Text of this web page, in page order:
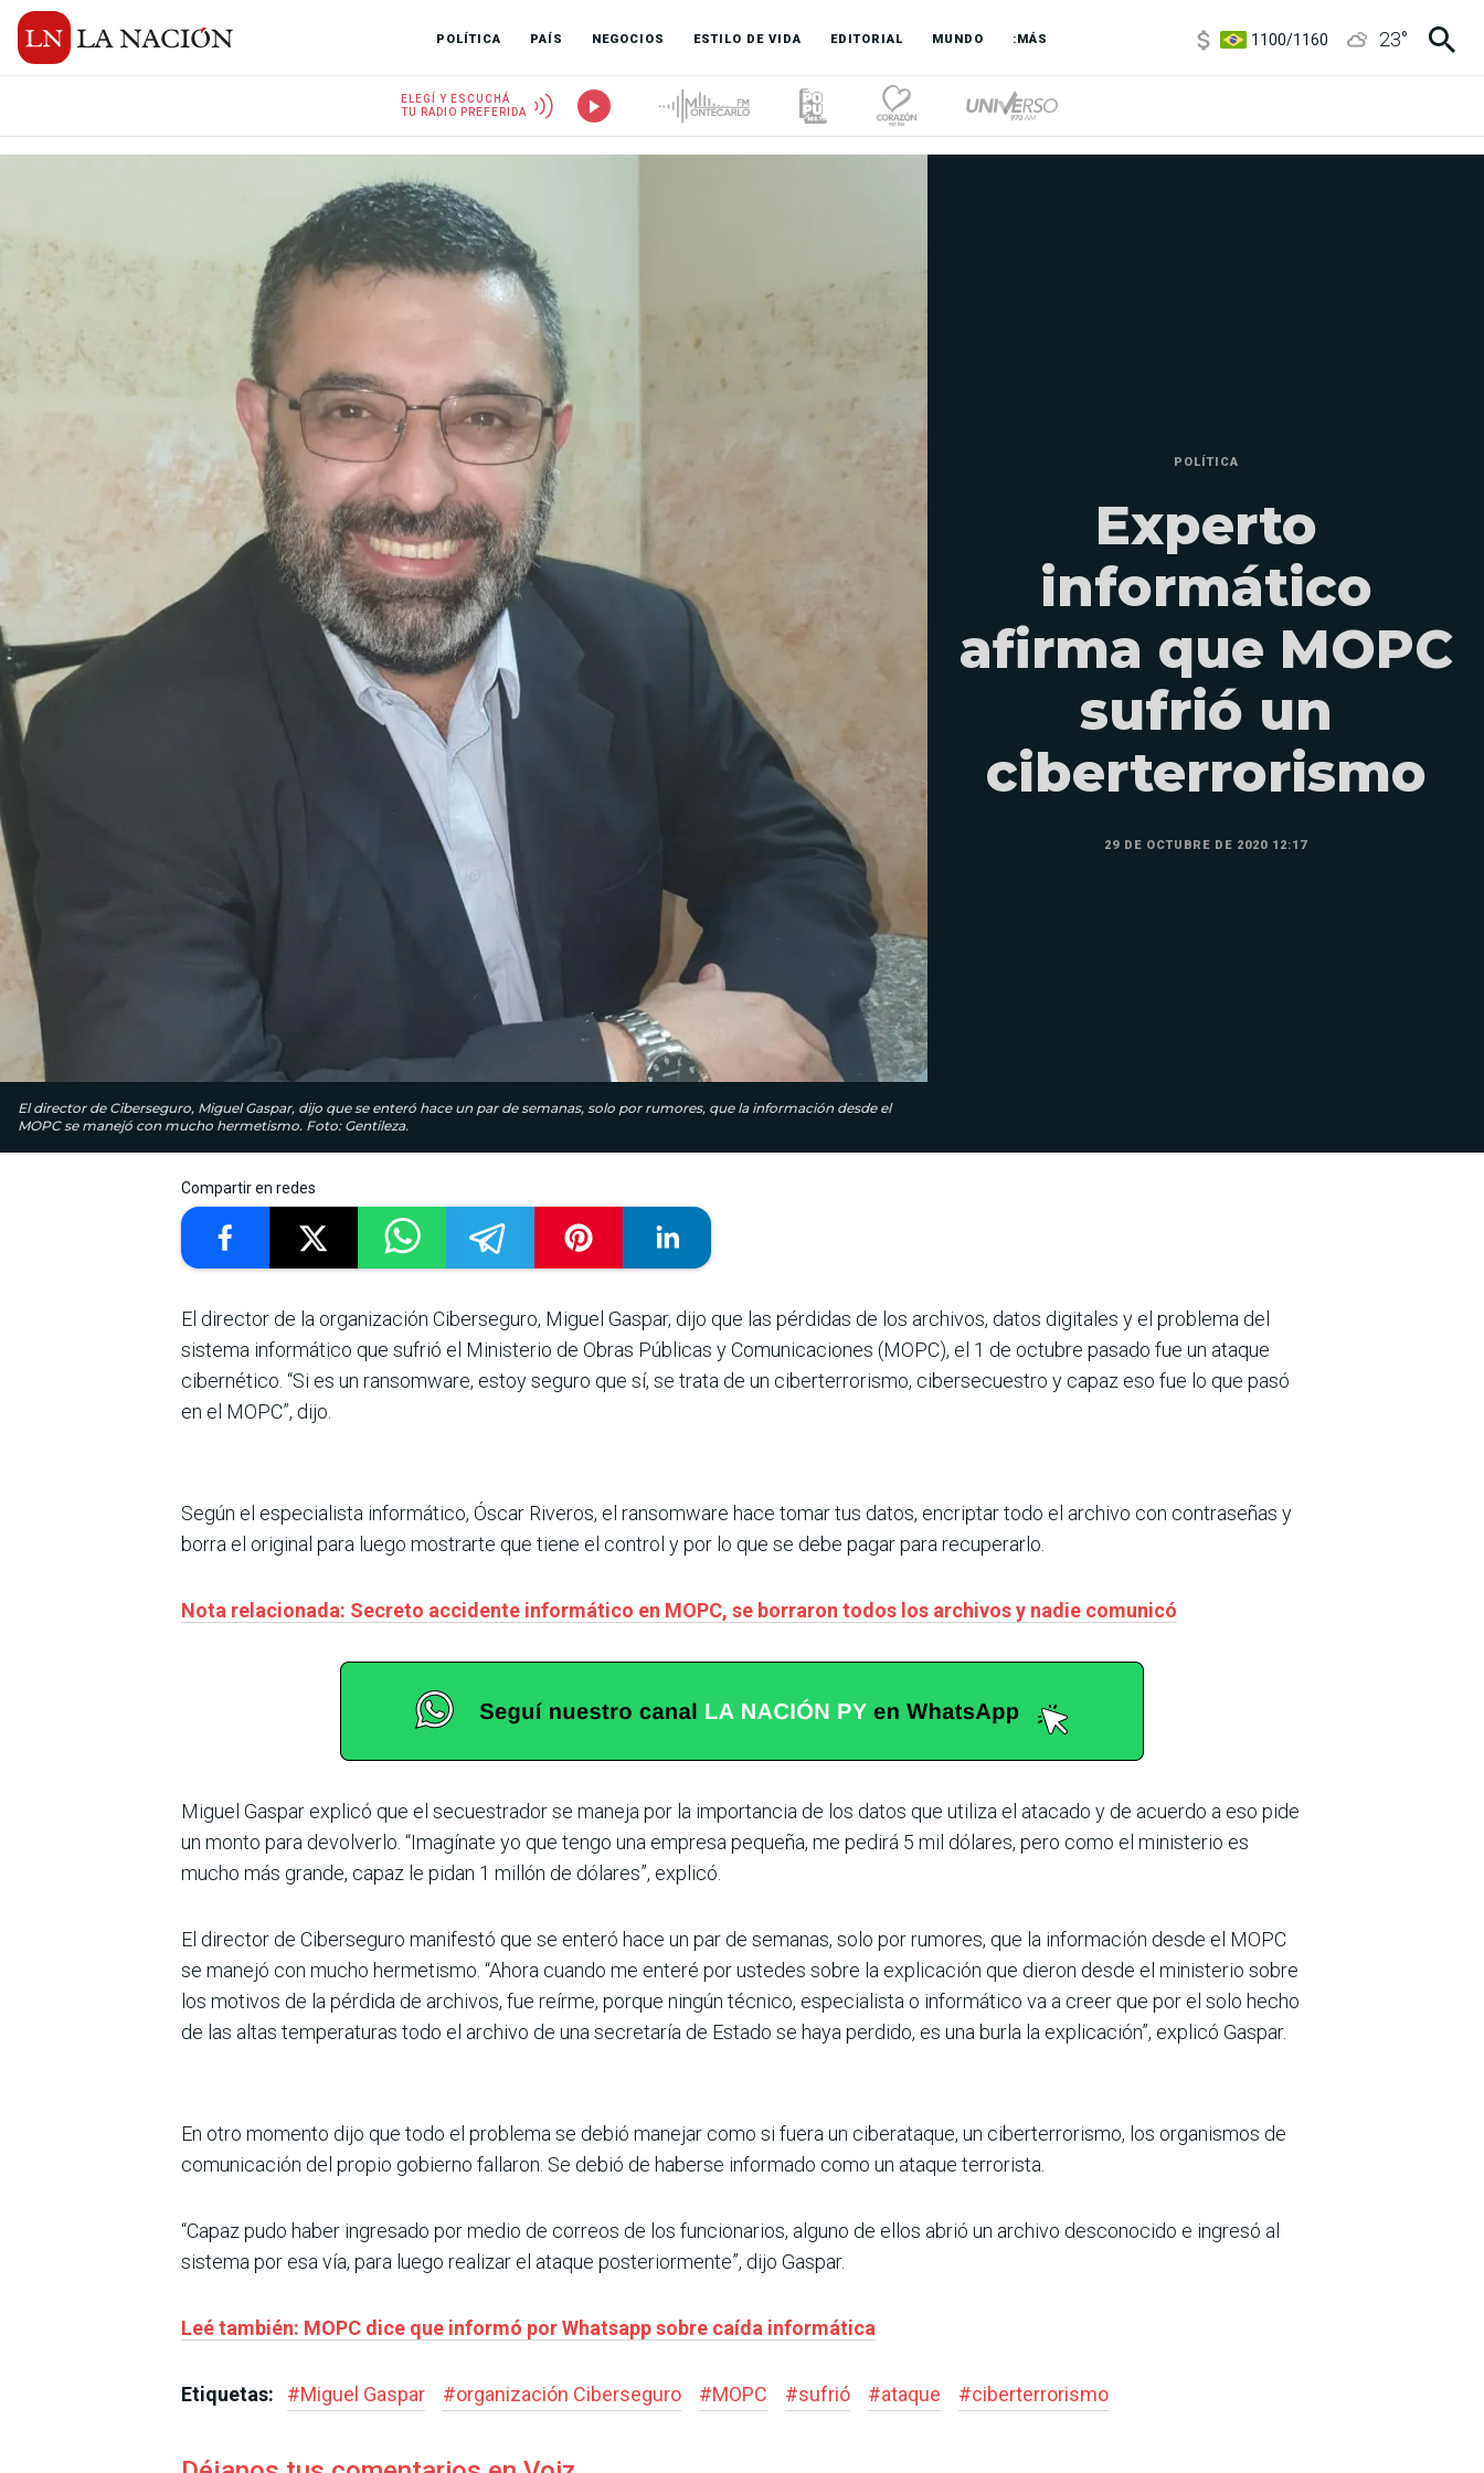
POLÍTICA PAÍS NEGOCIOS ESTILO DE VIDA EDITORIAL MUNDO :MÁS
3,8/4
23°
ELEGÍ Y ESCUCHÁ
TU RADIO PREFERIDA
El director de Ciberseguro, Miguel Gaspar, dijo que se enteró hace un par de semanas, solo por rumores, que la información desde el
MOPC se manejó con mucho hermetismo. Foto: Gentileza.
POLÍTICA
Experto
informático
afirma que MOPC
sufrió un
ciberterrorismo
29 DE OCTUBRE DE 2020 12:17
Compartir en redes
El director de la organización Ciberseguro, Miguel Gaspar, dijo que las pérdidas de los archivos, datos digitales y el problema del
sistema informático que sufrió el Ministerio de Obras Públicas y Comunicaciones (MOPC), el 1 de octubre pasado fue un ataque
cibernético. “Si es un ransomware, estoy seguro que sí, se trata de un ciberterrorismo, cibersecuestro y capaz eso fue lo que pasó
en el MOPC”, dijo.
Según el especialista informático, Óscar Riveros, el ransomware hace tomar tus datos, encriptar todo el archivo con contraseñas y
borra el original para luego mostrarte que tiene el control y por lo que se debe pagar para recuperarlo.
Nota relacionada: Secreto accidente informático en MOPC, se borraron todos los archivos y nadie comunicó
Miguel Gaspar explicó que el secuestrador se maneja por la importancia de los datos que utiliza el atacado y de acuerdo a eso pide
un monto para devolverlo. “Imagínate yo que tengo una empresa pequeña, me pedirá 5 mil dólares, pero como el ministerio es
mucho más grande, capaz le pidan 1 millón de dólares”, explicó.
El director de Ciberseguro manifestó que se enteró hace un par de semanas, solo por rumores, que la información desde el MOPC
se manejó con mucho hermetismo. “Ahora cuando me enteré por ustedes sobre la explicación que dieron desde el ministerio sobre
los motivos de la pérdida de archivos, fue reírme, porque ningún técnico, especialista o informático va a creer que por el solo hecho
de las altas temperaturas todo el archivo de una secretaría de Estado se haya perdido, es una burla la explicación”, explicó Gaspar.
En otro momento dijo que todo el problema se debió manejar como si fuera un ciberataque, un ciberterrorismo, los organismos de
comunicación del propio gobierno fallaron. Se debió de haberse informado como un ataque terrorista.
“Capaz pudo haber ingresado por medio de correos de los funcionarios, alguno de ellos abrió un archivo desconocido e ingresó al
sistema por esa vía, para luego realizar el ataque posteriormente”, dijo Gaspar.
Leé también: MOPC dice que informó por Whatsapp sobre caída informática
Etiquetas: #Miguel Gaspar #organización Ciberseguro #MOPC #sufrió #ataque #ciberterrorismo